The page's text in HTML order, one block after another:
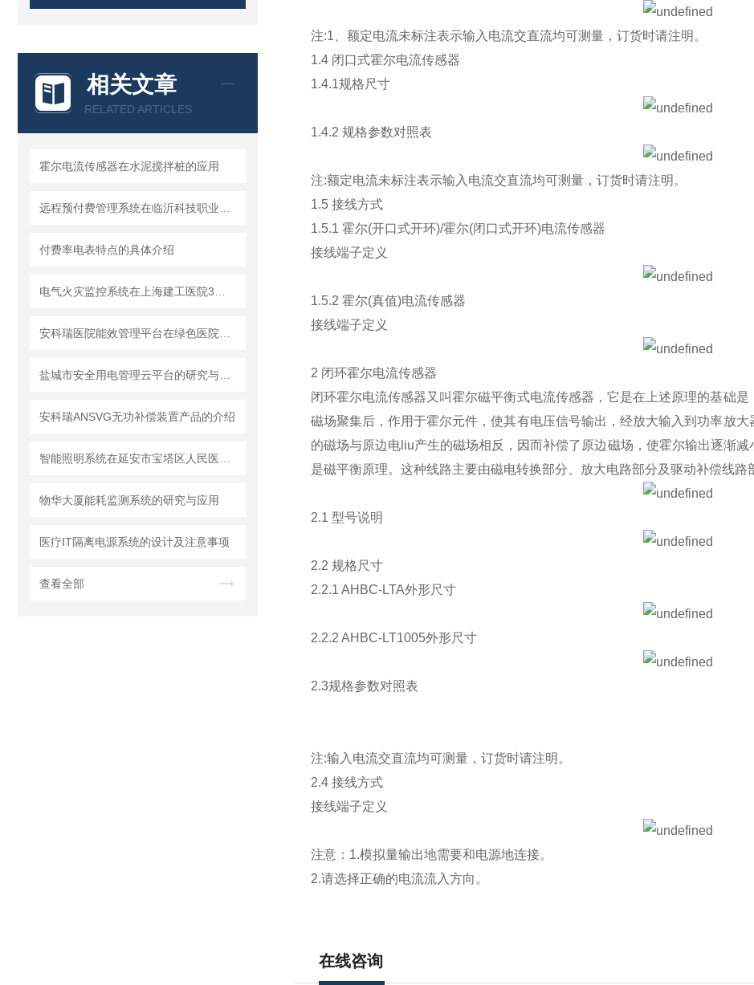
相关文章
RELATED ARTICLES
霍尔电流传感器在水泥搅拌桩的应用
付费率电表特点的具体介绍
安科瑞ANSVG无功补偿装置产品的介绍
物华大厦能耗监测系统的研究与应用
医疗IT隔离电源系统的设计及注意事项
查看全部
注:1、额定电流未标注表示输入电流交直流均可测量，订货时请注明。
1.4 闭口式霍尔电流传感器
1.4.1规格尺寸
1.4.2 规格参数对照表
注:额定电流未标注表示输入电流交直流均可测量，订货时请注明。
1.5 接线方式
1.5.1 霍尔(开口式开环)/霍尔(闭口式开环)电流传感器
接线端子定义
1.5.2 霍尔(真值)电流传感器
接线端子定义
2 闭环霍尔电流传感器
闭环霍尔电流传感器又叫霍尔磁平衡式电流传感器，它是在上述原理的基础
磁场聚集后，作用于霍尔元件，使其有电压信号输出，经放大输入到功率放
的磁场与原边电liu产生的磁场相反，因而补偿了原边磁场，使霍尔输出逐渐
是磁平衡原理。这种线路主要由磁电转换部分、放大电路部分及驱动补偿线路
2.1 型号说明
2.2 规格尺寸
2.2.1 AHBC-LTA外形尺寸
2.2.2 AHBC-LT1005外形尺寸
2.3规格参数对照表
注:输入电流交直流均可测量，订货时请注明。
2.4 接线方式
接线端子定义
注意：1.模拟量输出地需要和电源地连接。
2.请选择正确的电流流入方向。
在线咨询